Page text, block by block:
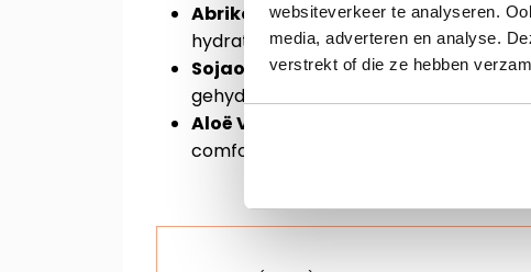
websiteverkeer te analyseren.
media, adverteren en analyse.
verstrekt of die ze hebben
Abrikozenpitolie (Apricot Kernel
hydratatie te behouden voor een
Sojaolie (Soybean Oil):Werkt
gehydrateerd te houden.
Aloë Vera (Aloe Vera):
Kalmeert,
comfort.